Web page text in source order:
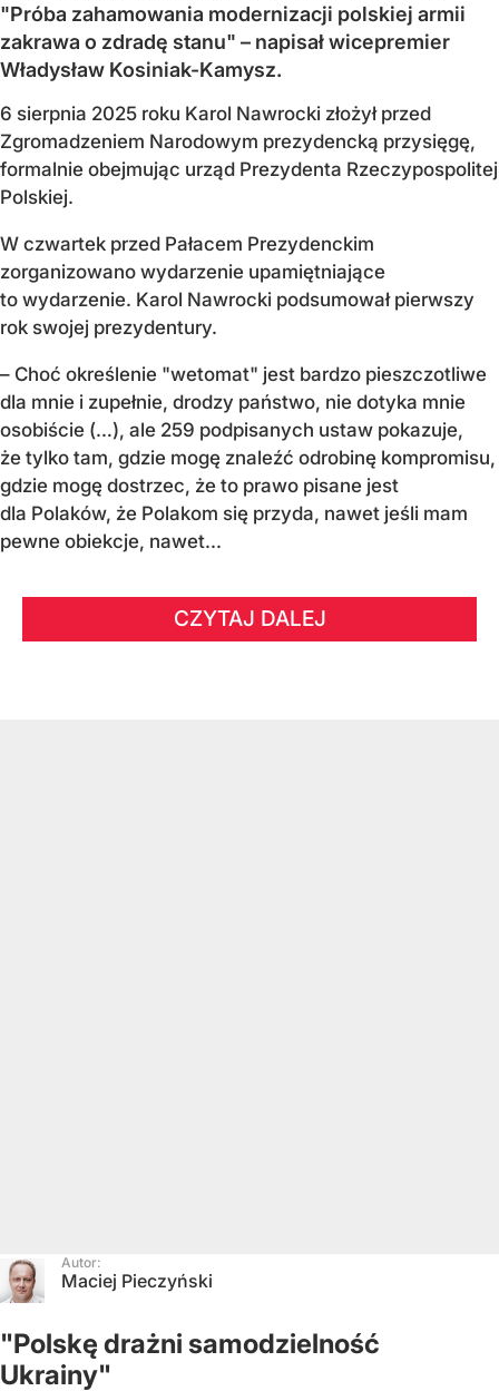
"Próba zahamowania modernizacji polskiej armii
zakrawa o zdradę stanu" – napisał wicepremier
Władysław Kosiniak-Kamysz.
6 sierpnia 2025 roku Karol Nawrocki złożył przed
Zgromadzeniem Narodowym prezydencką przysięgę,
formalnie obejmując urząd Prezydenta Rzeczypospolitej
Polskiej.
W czwartek przed Pałacem Prezydenckim
zorganizowano wydarzenie upamiętniające
to wydarzenie. Karol Nawrocki podsumował pierwszy
rok swojej prezydentury.
– Choć określenie "wetomat" jest bardzo pieszczotliwe
dla mnie i zupełnie, drodzy państwo, nie dotyka mnie
osobiście (…), ale 259 podpisanych ustaw pokazuje,
że tylko tam, gdzie mogę znaleźć odrobinę kompromisu,
gdzie mogę dostrzec, że to prawo pisane jest
dla Polaków, że Polakom się przyda, nawet jeśli mam
pewne obiekcje, nawet...
CZYTAJ DALEJ
Autor:
Maciej Pieczyński
"Polskę drażni samodzielność
Ukrainy"